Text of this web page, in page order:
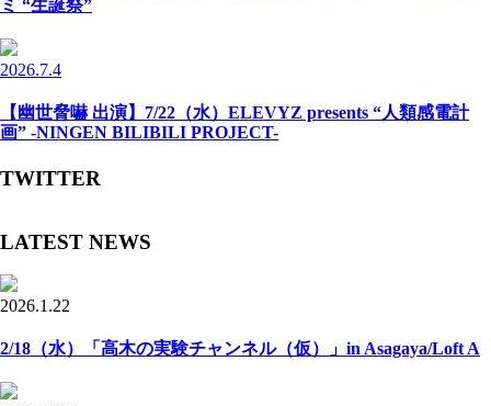
ミ “生誕祭”
2026.7.4
【幽世脅嚇 出演】7/22（水）ELEVYZ presents “人類感電計
画” -NINGEN BILIBILI PROJECT-
TWITTER
LATEST NEWS
2026.1.22
2/18（水）「高木の実験チャンネル（仮）」in Asagaya/Loft A